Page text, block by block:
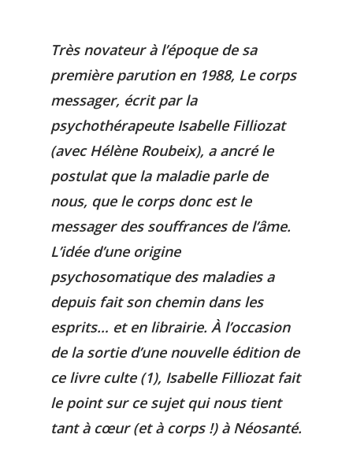
Très novateur à l’époque de sa
première parution en 1988, Le corps
messager, écrit par la
psychothérapeute Isabelle Filliozat
(avec Hélène Roubeix), a ancré le
postulat que la maladie parle de
nous, que le corps donc est le
messager des souffrances de l’âme.
L’idée d’une origine
psychosomatique des maladies a
depuis fait son chemin dans les
esprits… et en librairie. À l’occasion
de la sortie d’une nouvelle édition de
ce livre culte (1), Isabelle Filliozat fait
le point sur ce sujet qui nous tient
tant à cœur (et à corps !) à Néosanté.